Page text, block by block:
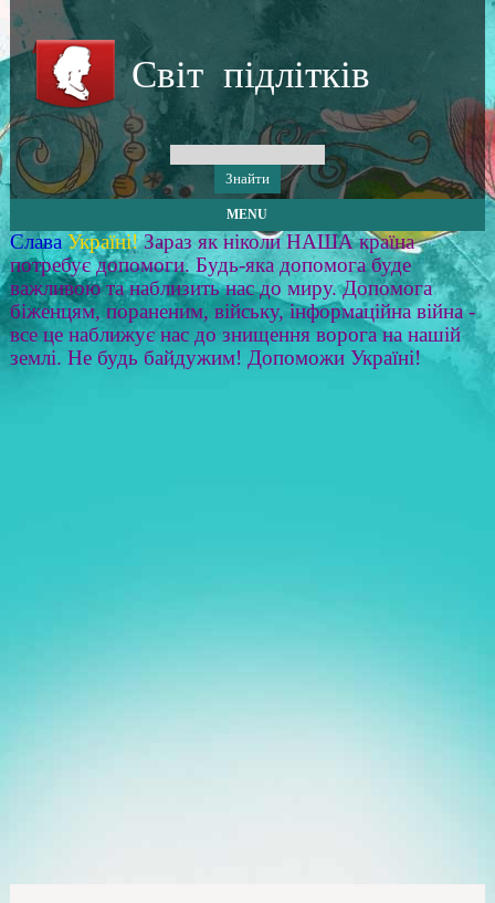
Світ підлітків
MENU
Слава Україні! Зараз як ніколи НАША країна
потребує допомоги. Будь-яка допомога буде
важливою та наблизить нас до миру. Допомога
біженцям, пораненим, війську, інформаційна війна -
все це наближує нас до знищення ворога на нашій
землі. Не будь байдужим! Допоможи Україні!